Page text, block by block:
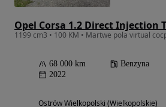
1199 cm3 • 100 KM • Martwe pola virtual
68 000 km Benzyna
2022
Ostrów Wielkopolski (Wielkopolskie)